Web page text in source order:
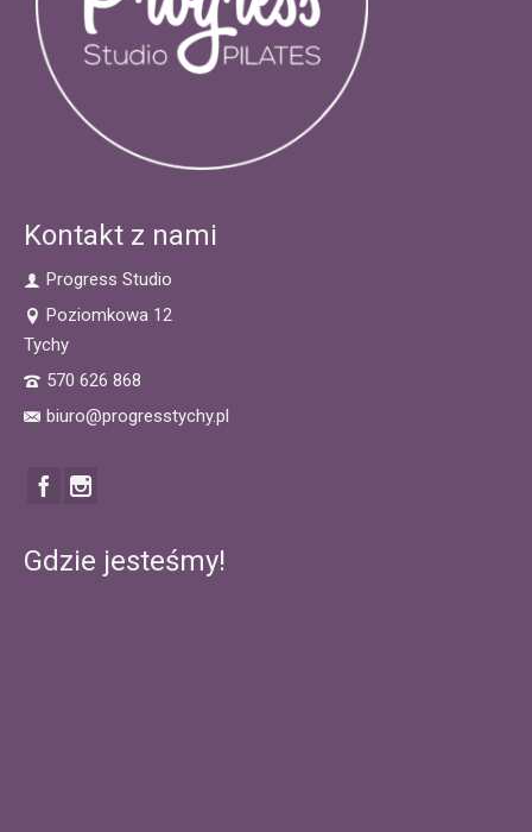
Kontakt z nami
Progress Studio
Poziomkowa 12
Tychy
570 626 868
biuro@progresstychy.pl
Gdzie jesteśmy!